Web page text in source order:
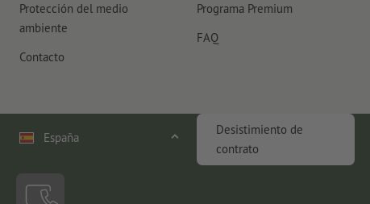
Protección del medio
ambiente
Contacto
Programa Premium
FAQ
España
Desistimiento de
contrato